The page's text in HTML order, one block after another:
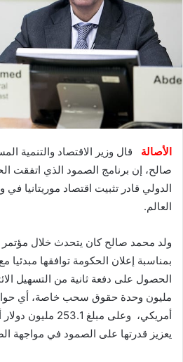
الأصالة قال وزير الاقتصاد والتنمية
صالح، إن برنامج الصمود الذي اتفقت
الدولي قادر تثبيت اقتصاد موريتانيا
العالم.
ولد محمد صالح كان يتحدث خلال
بمناسبة إعلان الحكومة توافقها مبدئيا
أمريكي،
وعلى مبلغ 253.1
يعزيز قدرتها على الصمود في مواجهة